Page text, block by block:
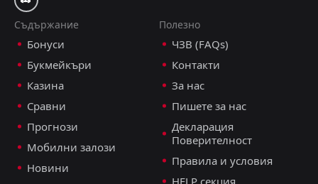
Съдържание
Бонуси
Букмейкъри
Казина
Сравни
Прогнози
Мобилни залози
Новини
Полезно
ЧЗВ (FAQs)
Контакти
За нас
Пишете за нас
Декларация
Поверителност
Правила и условия
HELP секция